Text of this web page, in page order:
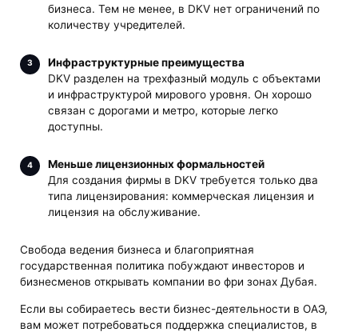
бизнеса. Тем не менее, в DKV нет ограничений по
количеству учредителей.
Инфраструктурные преимущества
DKV разделен на трехфазный модуль с объектами
и инфраструктурой мирового уровня. Он хорошо
связан с дорогами и метро, ​​которые легко
доступны.
Меньше лицензионных формальностей
Для создания фирмы в DKV требуется только два
типа лицензирования: коммерческая лицензия и
лицензия на обслуживание.
Свобода ведения бизнеса и благоприятная
государственная политика побуждают инвесторов и
бизнесменов открывать компании во фри зонах Дубая.
Если вы собираетесь вести бизнес-деятельности в ОАЭ,
вам может потребоваться поддержка специалистов, в